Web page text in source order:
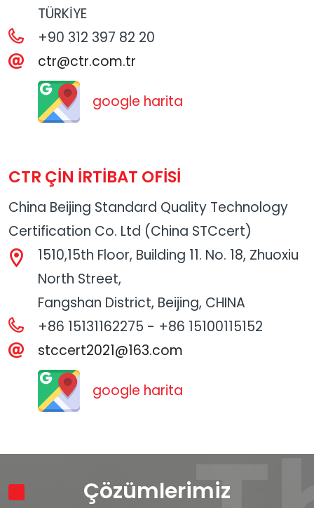
TÜRKİYE
+90 312 397 82 20
ctr@ctr.com.tr
google harita
CTR ÇİN İRTİBAT OFİSİ
China Beijing Standard Quality Technology
Certification Co. Ltd (China STCcert)
1510,15th Floor, Building 11. No. 18, Zhuoxiu
North Street,
Fangshan District, Beijing, CHINA
+86 15131162275 - +86 15100115152
stccert2021@163.com
google harita
Çözümlerimiz